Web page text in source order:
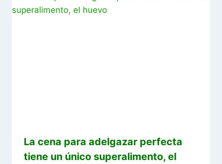
La cena para adelgazar perfecta
tiene un único superalimento, el